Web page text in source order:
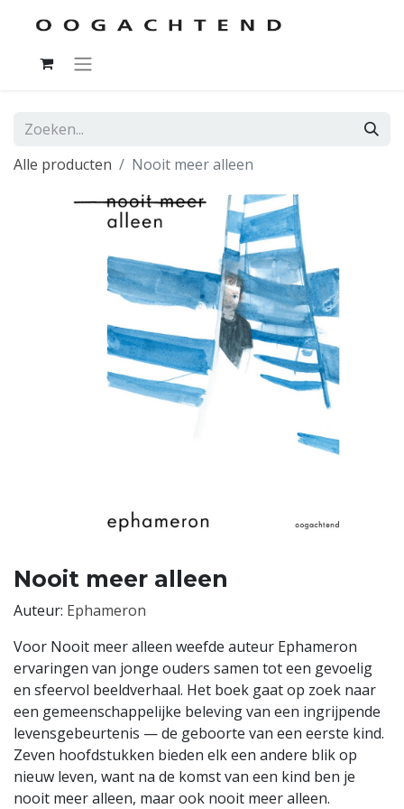
Alle producten Nooit meer alleen
Nooit meer alleen
Auteur: Ephameron
Voor Nooit meer alleen weefde auteur Ephameron
ervaringen van jonge ouders samen tot een gevoelig
en sfeervol beeldverhaal. Het boek gaat op zoek naar
een gemeenschappelijke beleving van een ingrijpende
levensgebeurtenis — de geboorte van een eerste kind.
Zeven hoofdstukken bieden elk een andere blik op
nieuw leven, want na de komst van een kind ben je
nooit meer alleen, maar ook nooit meer alleen.